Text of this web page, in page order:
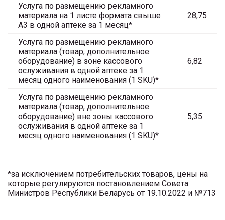
Услуга по размещению рекламного
материала на 1 листе формата свыше
А3 в одной аптеке за 1 месяц*
28,75
Услуга по размещению рекламного
материала (товар, дополнительное
оборудование) в зоне кассового
ослуживания в одной аптеке за 1
месяц одного наименования (1 SKU)*
6,82
Услуга по размещению рекламного
материала (товар, дополнительное
оборудование) вне зоны кассового
ослуживания в одной аптеке за 1
месяц одного наименования (1 SKU)*
5,35
*за исключением потребительских товаров, цены на
которые регулируются постановлением Совета
Министров Республики Беларусь от 19.10.2022 и №713